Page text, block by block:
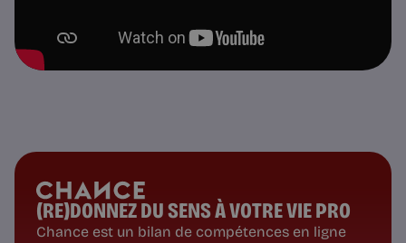
(RE)DONNEZ DU SENS À VOTRE VIE PRO
Chance est un bilan de compétences en ligne